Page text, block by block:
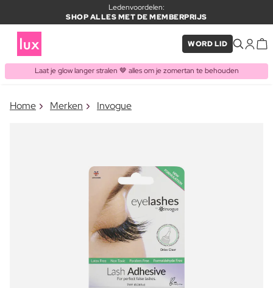
Ledenvoordelen:
SHOP ALLES MET DE MEMBERPRIJS
WORD LID
Laat je glow langer stralen 🤎 alles om je zomertan te behouden
ITEM TOEGEVOEGD AAN
Vaak samen gekocht met
Home Merken Invogue